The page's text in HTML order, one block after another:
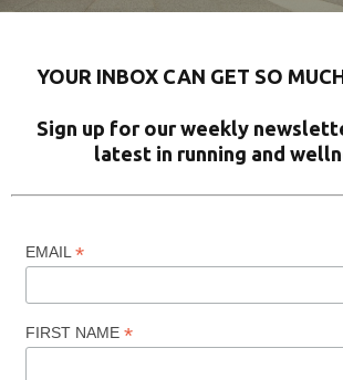
YOUR INBOX CAN GET SO
Sign up for our weekly
latest in running and
EMAIL *
FIRST NAME *